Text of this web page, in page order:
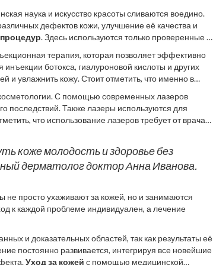
наука и искусство красоты сливаются воедино.
дефектов кожи, улучшение её качества и
. Здесь используются только проверенные и
терапия, которая позволяет эффективно
ботокса, гиалуроновой кислоты и других
и увлажнить кожу. Стоит отметить, что именно в
С помощью современных лазеров
последствий. Также лазеры используются для
что использование лазеров требует от врача
коже молодость и здоровье без
дерматолог доктор Анна Иванова.
не просто ухаживают за кожей, но и занимаются
к каждой проблеме индивидуален, а лечение
и доказательных областей, так как результаты её
постоянно развивается, интегрируя все новейшие
Уход за кожей с помощью медицинской